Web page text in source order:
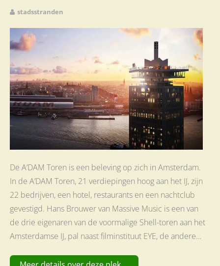
stadsstranden
De A’DAM Toren is een beleving op zich in Amsterdam.
In de A’DAM Toren, 21 verdiepingen hoog aan het IJ, zijn
22 bedrijven, een hotel, restaurants en een nachtclub
gevestigd. Hans Brouwer van Massive Music is een van
de drie eigenaren van de voormalige Shell-toren aan het
Amsterdamse IJ, pal naast filminstituut EYE, de andere…